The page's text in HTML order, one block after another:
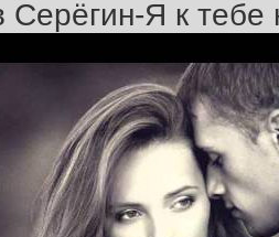
Серёгин-Я к тебе